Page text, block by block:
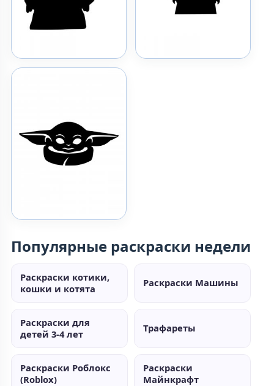
Популярные раскраски недели
Раскраски котики,
кошки и котята
Раскраски Машины
Раскраски для
детей 3-4 лет
Трафареты
Раскраски Роблокс
(Roblox)
Раскраски
Майнкрафт